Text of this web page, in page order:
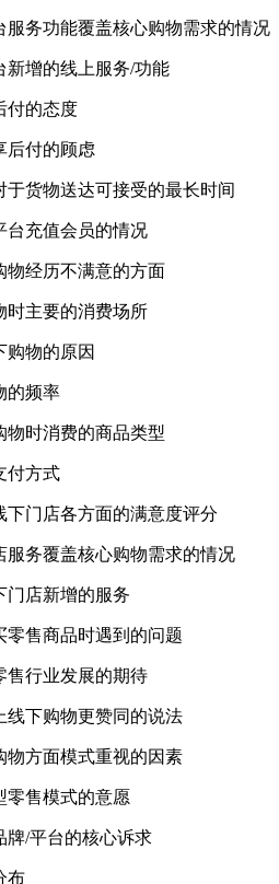
服务功能覆盖核心购物需求的情况
新增的线上服务/功能
付的态度
后付的顾虑
货物送达可接受的最长时间
台充值会员的情况
物经历不满意的方面
时主要的消费场所
购物的原因
的频率
物时消费的商品类型
付方式
下门店各方面的满意度评分
服务覆盖核心购物需求的情况
门店新增的服务
零售商品时遇到的问题
售行业发展的期待
线下购物更赞同的说法
物方面模式重视的因素
零售模式的意愿
牌/平台的核心诉求
布